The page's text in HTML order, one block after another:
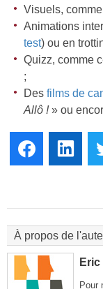
Visuels,
Animations
test) ou en
Quizz, comme
;
Des films de
Allô !» ou
Facebook
À propos de
Eric
Pour